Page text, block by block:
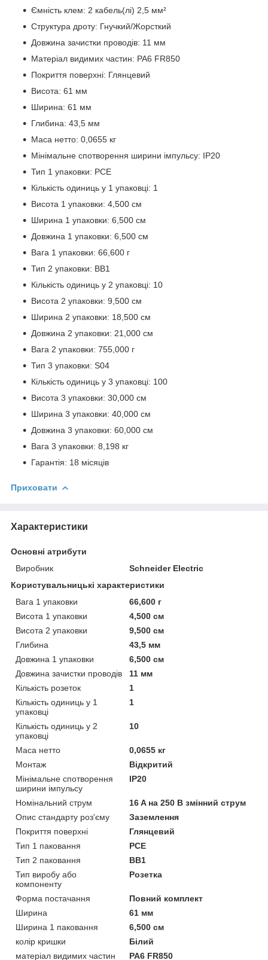
Ємність клем: 2 кабель(лі) 2,5 мм²
Структура дроту: Гнучкий/Жорсткий
Довжина зачистки проводів: 11 мм
Матеріал видимих частин: PA6 FR850
Покриття поверхні: Глянцевий
Висота: 61 мм
Ширина: 61 мм
Глибина: 43,5 мм
Маса нетто: 0,0655 кг
Мінімальне спотворення ширини імпульсу: IP20
Тип 1 упаковки: PCE
Кількість одиниць у 1 упаковці: 1
Висота 1 упаковки: 4,500 см
Ширина 1 упаковки: 6,500 см
Довжина 1 упаковки: 6,500 см
Вага 1 упаковки: 66,600 г
Тип 2 упаковки: BB1
Кількість одиниць у 2 упаковці: 10
Висота 2 упаковки: 9,500 см
Ширина 2 упаковки: 18,500 см
Довжина 2 упаковки: 21,000 см
Вага 2 упаковки: 755,000 г
Тип 3 упаковки: S04
Кількість одиниць у 3 упаковці: 100
Висота 3 упаковки: 30,000 см
Ширина 3 упаковки: 40,000 см
Довжина 3 упаковки: 60,000 см
Вага 3 упаковки: 8,198 кг
Гарантія: 18 місяців
Приховати
Характеристики
Основні атрибути
Виробник
Schneider Electric
Користувальницькі характеристики
Вага 1 упаковки
66,600 г
Висота 1 упаковки
4,500 см
Висота 2 упаковки
9,500 см
Глибина
43,5 мм
Довжина 1 упаковки
6,500 см
Довжина зачистки проводів
11 мм
Кількість розеток
1
Кількість одиниць у 1
упаковці
1
Кількість одиниць у 2
упаковці
10
Маса нетто
0,0655 кг
Монтаж
Відкритий
Мінімальне спотворення
ширини імпульсу
IP20
Номінальний струм
16 A на 250 В змінний струм
Опис стандарту роз'єму
Заземлення
Покриття поверхні
Глянцевий
Тип 1 паковання
PCE
Тип 2 паковання
BB1
Тип виробу або
компоненту
Розетка
Форма постачання
Повний комплект
Ширина
61 мм
Ширина 1 паковання
6,500 см
колір кришки
Білий
матеріал видимих частин
PA6 FR850